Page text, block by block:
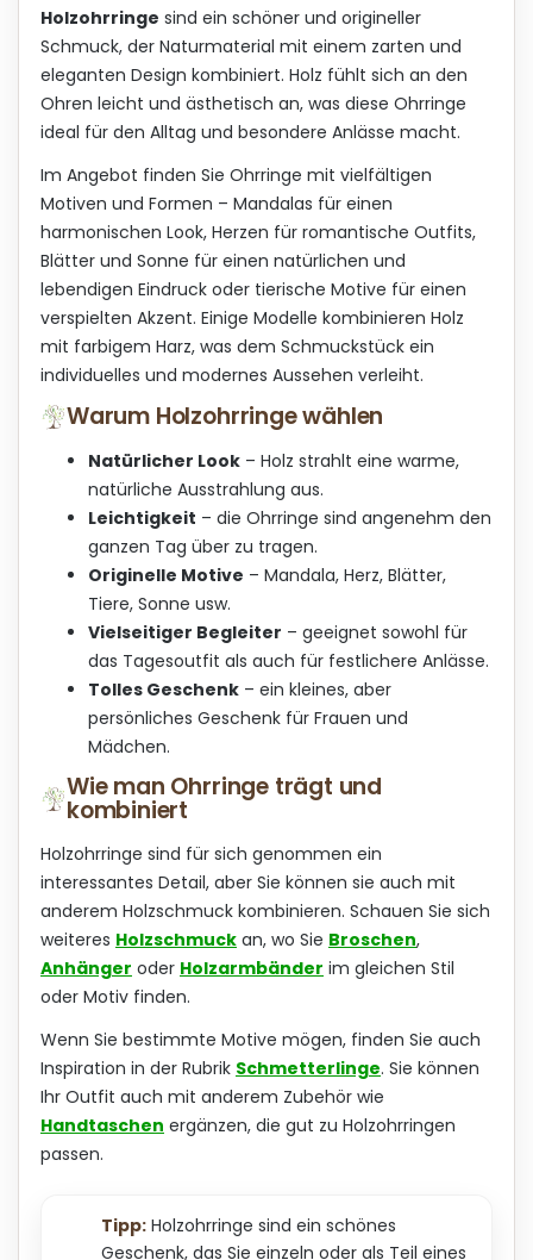
e
l
e
m
e
n
e
d
e
r
L
i
s
t
e
Holzohrringe sind ein schöner und origineller
Schmuck, der Naturmaterial mit einem zarten und
eleganten Design kombiniert. Holz fühlt sich an den
Ohren leicht und ästhetisch an, was diese Ohrringe
ideal für den Alltag und besondere Anlässe macht.
Im Angebot finden Sie Ohrringe mit vielfältigen
Motiven und Formen – Mandalas für einen
harmonischen Look, Herzen für romantische Outfits,
Blätter und Sonne für einen natürlichen und
lebendigen Eindruck oder tierische Motive für einen
verspielten Akzent. Einige Modelle kombinieren Holz
mit farbigem Harz, was dem Schmuckstück ein
individuelles und modernes Aussehen verleiht.
Warum Holzohrringe wählen
Natürlicher Look – Holz strahlt eine warme,
natürliche Ausstrahlung aus.
Leichtigkeit – die Ohrringe sind angenehm den
ganzen Tag über zu tragen.
Originelle Motive – Mandala, Herz, Blätter,
Tiere, Sonne usw.
Vielseitiger Begleiter – geeignet sowohl für
das Tagesoutfit als auch für festlichere Anlässe.
Tolles Geschenk – ein kleines, aber
persönliches Geschenk für Frauen und
Mädchen.
Wie man Ohrringe trägt und
kombiniert
Holzohrringe sind für sich genommen ein
interessantes Detail, aber Sie können sie auch mit
anderem Holzschmuck kombinieren. Schauen Sie sich
weiteres Holzschmuck an, wo Sie Broschen,
Anhänger oder Holzarmbänder im gleichen Stil
oder Motiv finden.
Wenn Sie bestimmte Motive mögen, finden Sie auch
Inspiration in der Rubrik Schmetterlinge. Sie können
Ihr Outfit auch mit anderem Zubehör wie
Handtaschen ergänzen, die gut zu Holzohrringen
passen.
Tipp: Holzohrringe sind ein schönes
Geschenk, das Sie einzeln oder als Teil eines